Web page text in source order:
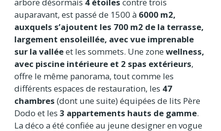
arbore désormais 4 étoiles contre trois
auparavant, est passé de 1500 à 6000 m2,
auxquels s’ajoutent les 700 m2 de la terrasse,
largement ensoleillée, avec vue imprenable
sur la valléeet les sommets. Une zone wellness,
avec piscine intérieure et 2 spas extérieurs,
offre le même panorama, tout comme les
différents espaces de restauration, les 47
chambres (dont une suite) équipées de lits Père
Dodo et les 3 appartements hauts de gamme.
La déco a été confiée au jeune designer en vogue